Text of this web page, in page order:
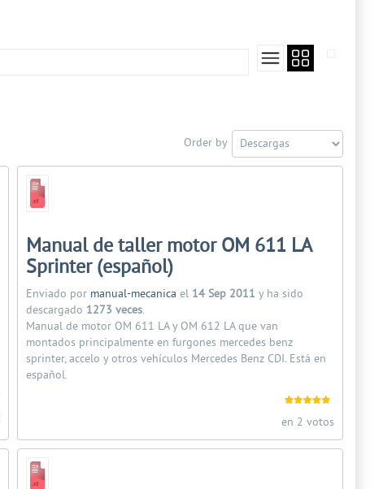
Order by
Manual de taller motor OM 611 LA
Sprinter (español)
Enviado por manual-mecanica el 14 Sep 2011 y ha sido
descargado 1273 veces.
Manual de motor OM 611 LA y OM 612 LA que van
montados principalmente en furgones mercedes benz
sprinter, accelo y otros vehículos Mercedes Benz CDI. Está en
español.
en 2 votos